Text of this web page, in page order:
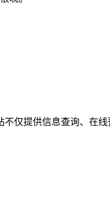
仅提供信息查询、在